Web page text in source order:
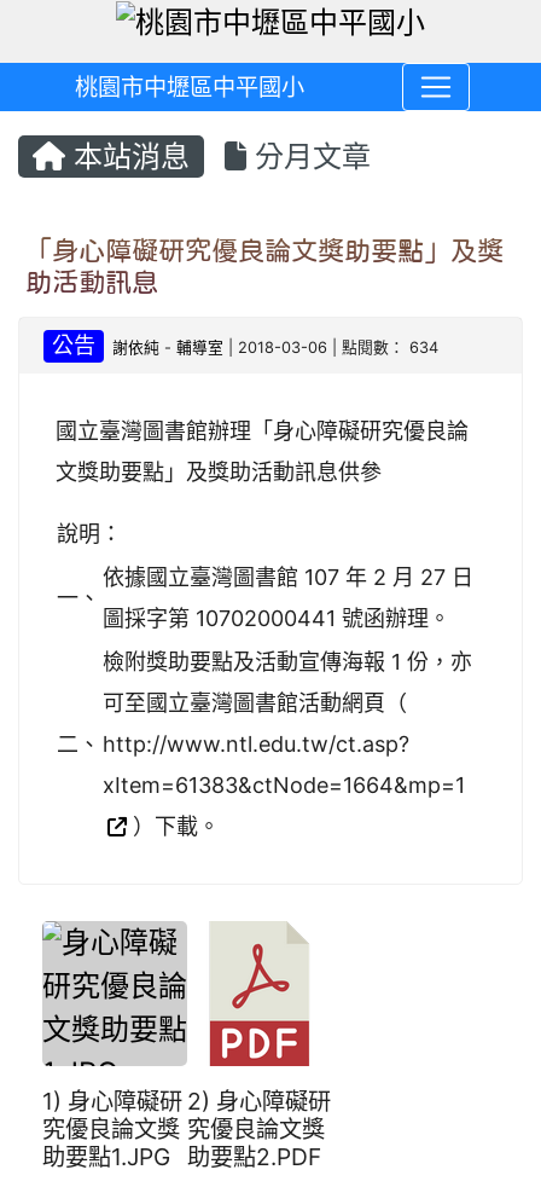
桃園市中壢區中平國小
本站消息 分月文章
「身心障礙研究優良論文獎助要點」及獎
助活動訊息
公告 謝依純 -輔導室 | 2018-03-06 | 點閱數： 634
國立臺灣圖書館辦理「身心障礙研究優良論
文獎助要點」及獎助活動訊息供參
說明：
一、
依據國立臺灣圖書館 107 年 2 月 27 日
圖採字第 10702000441 號函辦理。
二、
檢附獎助要點及活動宣傳海報 1 份，亦
可至國立臺灣圖書館活動網頁（
http://www.ntl.edu.tw/ct.asp?
xItem=61383&ctNode=1664&mp=1
）下載。
1) 身心障礙研
究優良論文獎
助要點1.JPG
2) 身心障礙研
究優良論文獎
助要點2.PDF